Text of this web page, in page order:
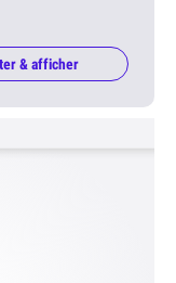
& afficher